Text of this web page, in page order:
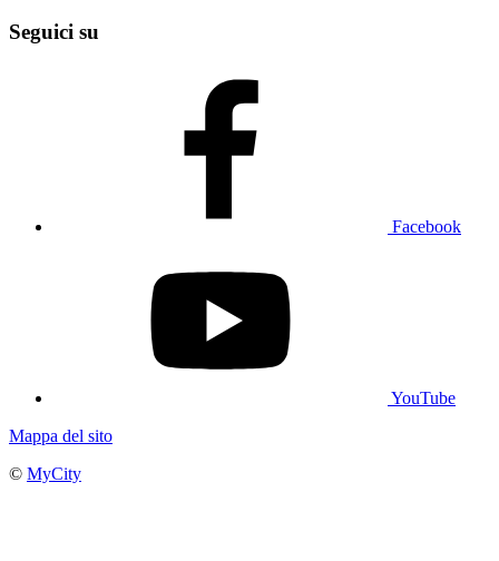
Seguici su
Facebook
YouTube
Mappa del sito
© MyCity